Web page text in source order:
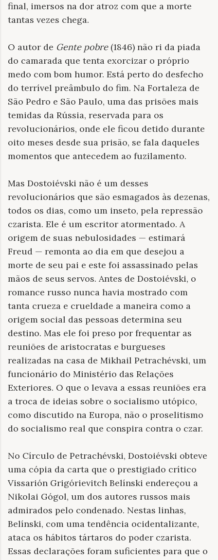
final, imersos na dor atroz com que a morte
tantas vezes chega.
O autor de Gente pobre(1846) não ri da piada
do camarada que tenta exorcizar o próprio
medo com bom humor. Está perto do desfecho
do terrível preâmbulo do fim. Na Fortaleza de
São Pedro e São Paulo, uma das prisões mais
temidas da Rússia, reservada para os
revolucionários, onde ele ficou detido durante
oito meses desde sua prisão, se fala daqueles
momentos que antecedem ao fuzilamento.
Mas Dostoiévski não é um desses
revolucionários que são esmagados às dezenas,
todos os dias, como um inseto, pela repressão
czarista. Ele é um escritor atormentado. A
origem de suas nebulosidades — estimará
Freud — remonta ao dia em que desejou a
morte de seu pai e este foi assassinado pelas
mãos de seus servos. Antes de Dostoiévski, o
romance russo nunca havia mostrado com
tanta crueza e crueldade a maneira como a
origem social das pessoas determina seu
destino. Mas ele foi preso por frequentar as
reuniões de aristocratas e burgueses
realizadas na casa de Mikhail Petrachévski, um
funcionário do Ministério das Relações
Exteriores. O que o levava a essas reuniões era
a troca de ideias sobre o socialismo utópico,
como discutido na Europa, não o proselitismo
do socialismo real que conspira contra o czar.
No Círculo de Petrachévski, Dostoiévski obteve
uma cópia da carta que o prestigiado crítico
Vissarión Grigórievitch Belínski endereçou a
Nikolai Gógol, um dos autores russos mais
admirados pelo condenado. Nestas linhas,
Belínski, com uma tendência ocidentalizante,
ataca os hábitos tártaros do poder czarista.
Essas declarações foram suficientes para que o